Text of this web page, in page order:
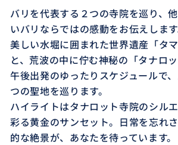
バリを代表する２つの寺院を巡り、
いバリならではの感動をお伝えします
美しい水堀に囲まれた世界遺産「タマ
と、荒波の中に佇む神秘の「タナロッ
午後出発のゆったりスケジュールで
つの聖地を巡ります。
ハイライトはタナロット寺院のシル
彩る黄金のサンセット。日常を忘れ
的な絶景が、あなたを待っています。